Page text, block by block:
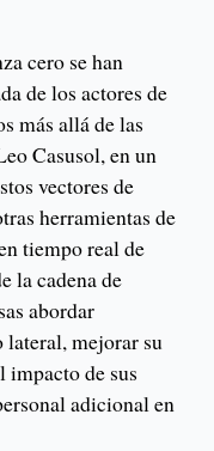
cero se han
de los actores de
más allá de las
Casusol, en un
vectores de
herramientas de
tiempo real de
la cadena de
abordar
lateral, mejorar su
impacto de sus
adicional en